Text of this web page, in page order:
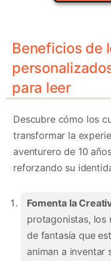
Beneficios de
para leer
Descubre cómo los
transformar la
aventurero de 10
reforzando su
Fomenta la
protagonistas, los
de fantasía que
animan a inventar